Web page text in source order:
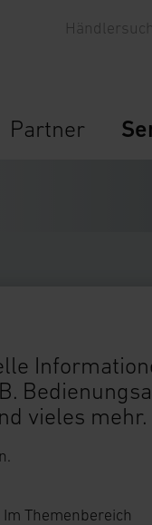
Partner
vieles mehr.
Im Themenbereich